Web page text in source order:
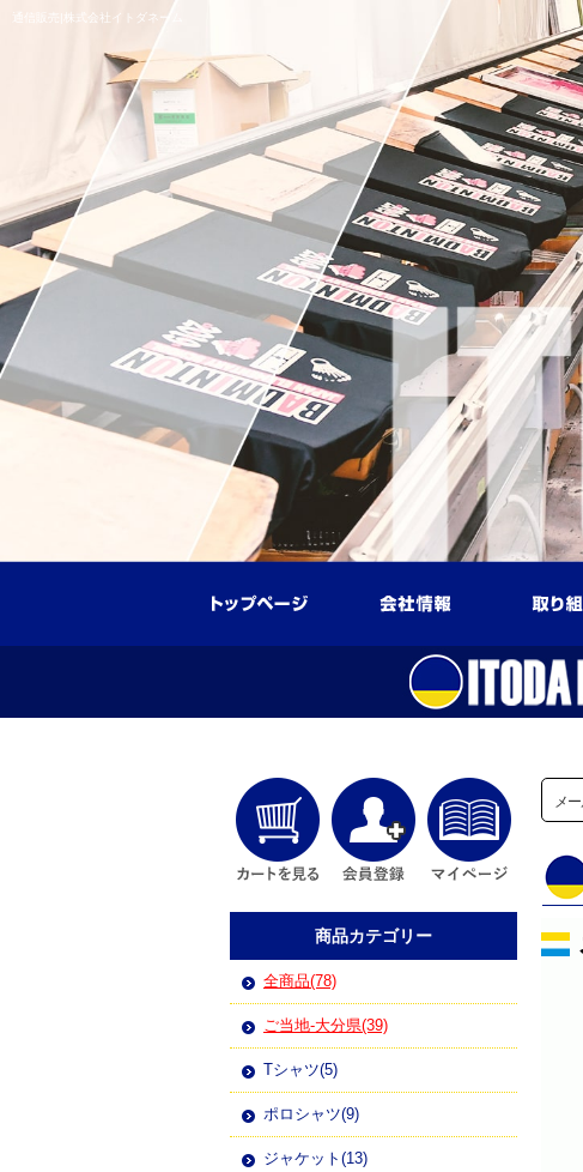
通信販売|株式会社イトダネーム
商品カテゴリー
全商品(78)
ご当地-大分県(39)
Tシャツ(5)
ポロシャツ(9)
ジャケット(13)
メ